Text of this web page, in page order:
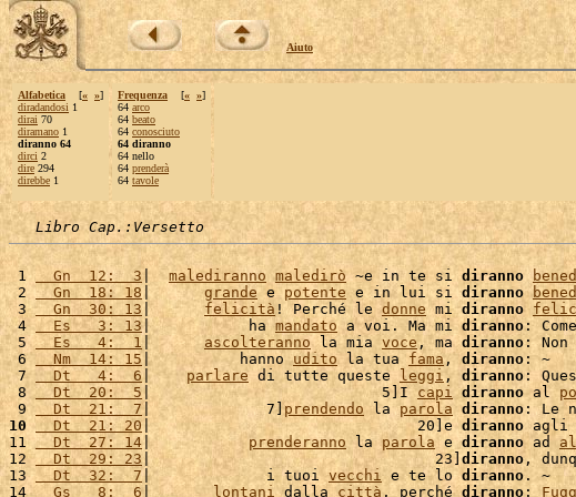
Aiuto
Alfabetica [« »]
diradandosi 1
dirai 70
diramano 1
diranno 64
dirci 2
dire 294
direbbe 1
Frequenza [« »]
64 arco
64 beato
64 conosciuto
64 diranno
64 nello
64 prenderà
64 tavole
Libro Cap.:Versetto
1
  Gn  12:  3
| malediranno maledirò ~e in te si diranno
2
  Gn  18: 18
| grande e potente e in lui si diranno
3
  Gn  30: 13
| felicità ! Perché le donne mi diranno
4
  Es   3: 13
|           ha mandato a voi. Ma mi diranno:
5
  Es   4:  1
| ascolteranno la mia voce, ma diranno :
6
  Nm  14: 15
|          hanno udito la tua fama , diranno : ~
7
  Dt   4:  6
| parlare di tutte queste leggi, diranno :
8
  Dt  20:  5
|                          5]I capi diranno al
9
  Dt  21:  7
|             7]prendendo la parola diranno : Le
10
  Dt  21: 20
|                              20]e diranno agli
11
  Dt  27: 14
| prenderanno la parola e diranno ad
12
  Dt  29: 23
|                                23] diranno ,
13
  Dt  32:  7
|             i tuoi vecchi e te lo diranno. ~
14
  Gs   8:  6
| lontani dalla città , perché diranno :